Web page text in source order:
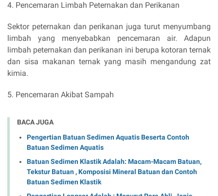
4. Pencemaran Limbah Peternakan dan Perikanan
Sektor peternakan dan perikanan juga turut menyumbang
limbah yang menyebabkan pencemaran air. Adapun
limbah peternakan dan perikanan ini berupa kotoran ternak
dan sisa makanan ternak yang masih mengandung zat
kimia.
5. Pencemaran Akibat Sampah
BACA JUGA
Pengertian Batuan Sedimen Aquatis Beserta Contoh
Batuan Sedimen Aquatis
Batuan Sedimen Klastik Adalah: Macam-Macam Batuan,
Tekstur Batuan , Komposisi Mineral Batuan dan Contoh
Batuan Sedimen Klastik